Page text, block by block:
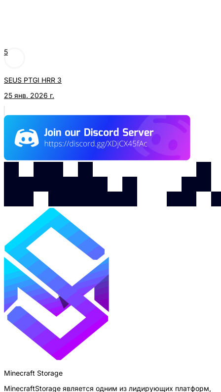
5
SEUS PTGI HRR 3
25 янв. 2026 г.
Minecraft Storage
MinecraftStorage является одним из лидирующих платформ,